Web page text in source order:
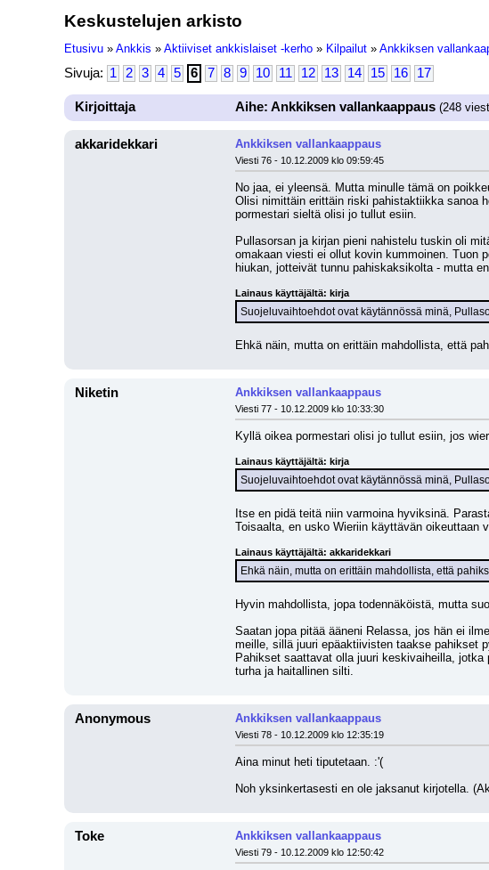
Keskustelujen arkisto
Etusivu » Ankkis » Aktiiviset ankkislaiset -kerho » Kilpailut » Ankkiksen
Sivuja: 1 2 3 4 5 6 7 8 9 10 11 12 13 14 15 16 17
Kirjoittaja Aihe: Ankkiksen vallankaappaus (248
akkaridekkari Ankkiksen vallankaappaus
Viesti 76 - 10.12.2009 klo 09:59:45
No jaa, ei yleensä. Mutta minulle tämä on
Olisi nimittäin erittäin riski pahistaktiikka sanoa
pormestari sieltä olisi jo tullut esiin.
Pullasorsan ja kirjan pieni nahistelu tuskin oli
omakaan viesti ei ollut kovin kummoinen. Tuon
hiukan, jotteivät tunnu pahiskaksikolta - mutta
Lainaus käyttäjältä: kirja
Suojeluvaihtoehdot ovat käytännössä minä,
Ehkä näin, mutta on erittäin mahdollista, että
Niketin Ankkiksen vallankaappaus
Viesti 77 - 10.12.2009 klo 10:33:30
Kyllä oikea pormestari olisi jo tullut esiin, jos
Lainaus käyttäjältä: kirja
Suojeluvaihtoehdot ovat käytännössä minä,
Itse en pidä teitä niin varmoina hyviksinä.
Toisaalta, en usko Wieriin käyttävän oikeuttaan
Lainaus käyttäjältä: akkaridekkari
Ehkä näin, mutta on erittäin mahdollista, että
Hyvin mahdollista, jopa todennäköistä, mutta
Saatan jopa pitää ääneni Relassa, jos hän ei
meille, sillä juuri epäaktiivisten taakse pahikset
Pahikset saattavat olla juuri keskivaiheilla,
turha ja haitallinen silti.
Anonymous Ankkiksen vallankaappaus
Viesti 78 - 10.12.2009 klo 12:35:19
Aina minut heti tiputetaan. :'(
Noh yksinkertasesti en ole jaksanut kirjotella.
Toke Ankkiksen vallankaappaus
Viesti 79 - 10.12.2009 klo 12:50:42